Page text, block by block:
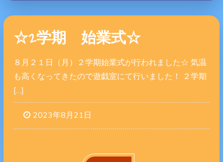
☆2学期 始業式☆
８月２１日（月）２学期始業式が行われました☆ 気温
も高くなってきたので遊戯室にて行いました！ ２学期
[…]
2023年8月21日